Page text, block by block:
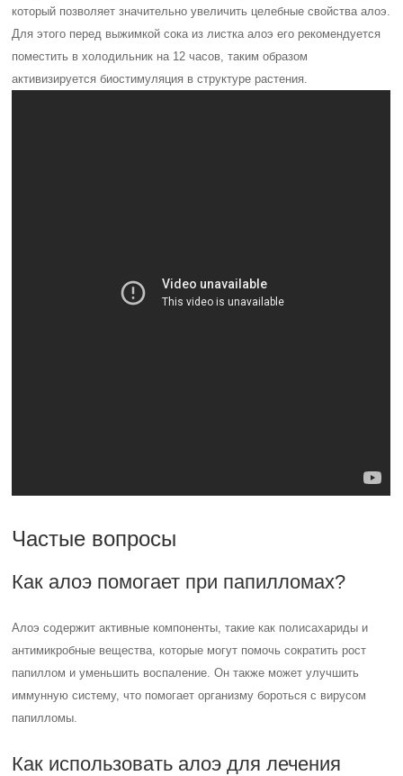
который позволяет значительно увеличить целебные свойства алоэ.
Для этого перед выжимкой сока из листка алоэ его рекомендуется
поместить в холодильник на 12 часов, таким образом
активизируется биостимуляция в структуре растения.
Частые вопросы
Как алоэ помогает при папилломах?
Алоэ содержит активные компоненты, такие как полисахариды и
антимикробные вещества, которые могут помочь сократить рост
папиллом и уменьшить воспаление. Он также может улучшить
иммунную систему, что помогает организму бороться с вирусом
папилломы.
Как использовать алоэ для лечения